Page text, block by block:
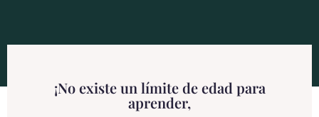
¡No existe un límite de edad para
aprender,